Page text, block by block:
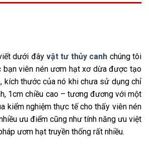
dưới đây vật tư thủy canh chúng tôi
bạn viên nén ươm hạt xơ dừa được tạo
kích thước của nó khi chưa sử dụng chỉ
1cm chiều cao – tương đương với một
kiểm nghiệm thực tế cho thấy viên nén
ưu điểm cũng như tính năng ưu việt
ươm hạt truyền thống rất nhiều.